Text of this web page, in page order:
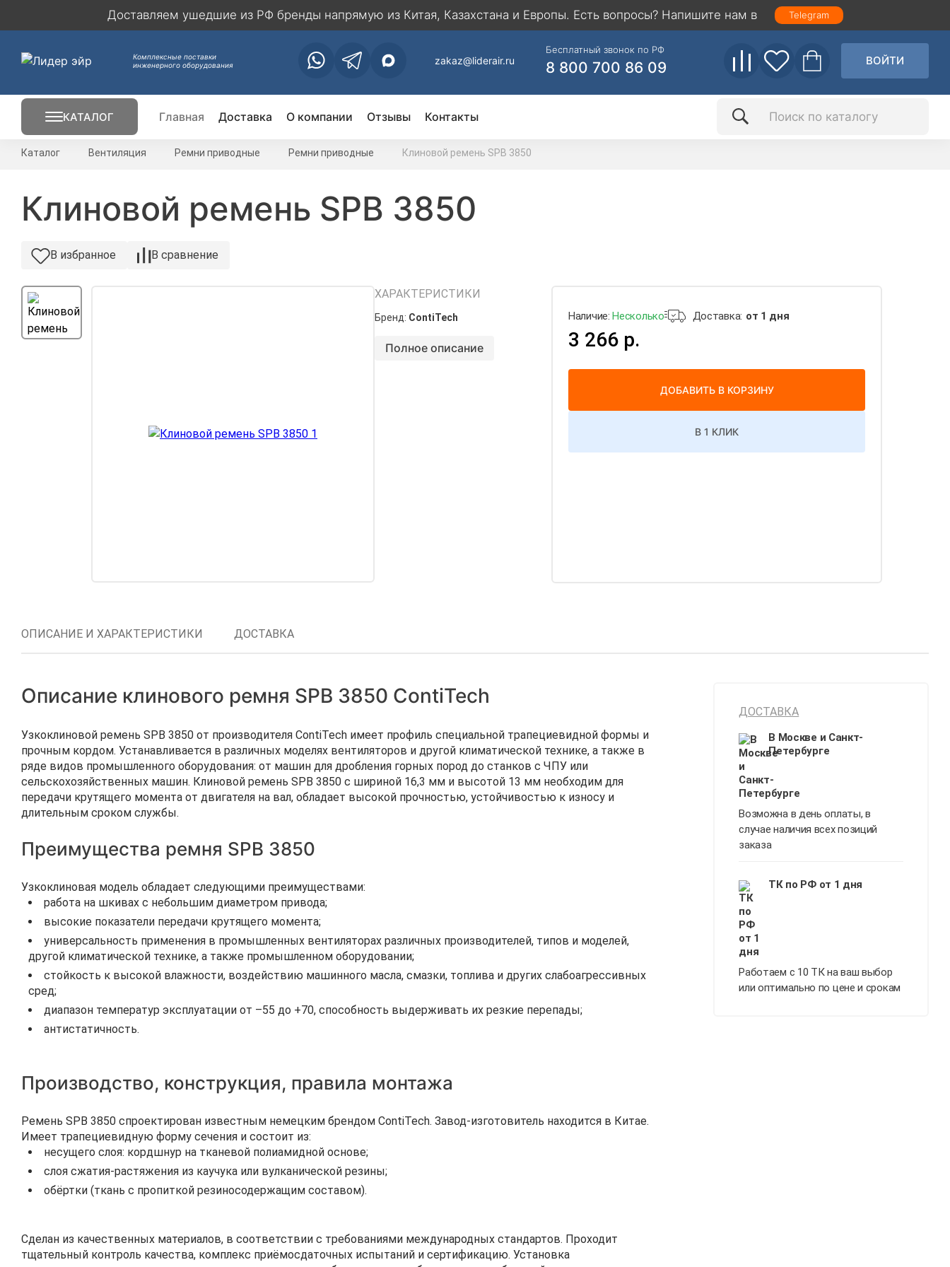
Доставляем ушедшие из РФ бренды напрямую из Китая, Казахстана и Европы. Есть вопросы? Напишите нам в Telegram
Комплексные поставки
инженерного оборудования
zakaz@liderair.ru
Бесплатный звонок по РФ
8 800 700 86 09 ВОЙТИ
КАТАЛОГ
Кондиционирование
Электрика
Компрессорное
Главная Доставка О компании Отзывы Контакты
Каталог Вентиляция Ремни приводные Ремни приводные Клиновой ремень SPB 3850
Клиновой ремень SPB 3850
В избранное В сравнение
ХАРАКТЕРИСТИКИ
Бренд: ContiTech
Полное описание
Наличие:Несколько Доставка: от 1 дня
3 266 р.
ДОБАВИТЬ В КОРЗИНУ
В 1 КЛИК
ОПИСАНИЕ И ХАРАКТЕРИСТИКИ ДОСТАВКА
Описание клинового ремня SPB 3850 ContiTech
Узкоклиновой ремень SPB 3850 от производителя ContiTech имеет профиль специальной трапециевидной формы и
прочным кордом. Устанавливается в различных моделях вентиляторов и другой климатической технике, а также в
ряде видов промышленного оборудования: от машин для дробления горных пород до станков с ЧПУ или
сельскохозяйственных машин. Клиновой ремень SPB 3850 с шириной 16,3 мм и высотой 13 мм необходим для
передачи крутящего момента от двигателя на вал, обладает высокой прочностью, устойчивостью к износу и
длительным сроком службы.
Преимущества ремня SPB 3850
Узкоклиновая модель обладает следующими преимуществами:
работа на шкивах с небольшим диаметром привода;
высокие показатели передачи крутящего момента;
универсальность применения в промышленных вентиляторах различных производителей, типов и моделей,
другой климатической технике, а также промышленном оборудовании;
стойкость к высокой влажности, воздействию машинного масла, смазки, топлива и других слабоагрессивных
сред;
диапазон температур эксплуатации от –55 до +70, способность выдерживать их резкие перепады;
антистатичность.
Производство, конструкция, правила монтажа
Ремень SPB 3850 спроектирован известным немецким брендом ContiTech. Завод-изготовитель находится в Китае.
Имеет трапециевидную форму сечения и состоит из:
несущего слоя: кордшнур на тканевой полиамидной основе;
слоя сжатия-растяжения из каучука или вулканической резины;
обёртки (ткань с пропиткой резиносодержащим составом).
Сделан из качественных материалов, в соответствии с требованиями международных стандартов. Проходит
тщательный контроль качества, комплекс приёмосдаточных испытаний и сертификацию. Установка
ДОСТАВКА
В Москве и Санкт-
Петербурге
Возможна в день оплаты, в
случае наличия всех позиций
заказа
ТК по РФ от 1 дня
Работаем с 10 ТК на ваш выбор
или оптимально по цене и срокам